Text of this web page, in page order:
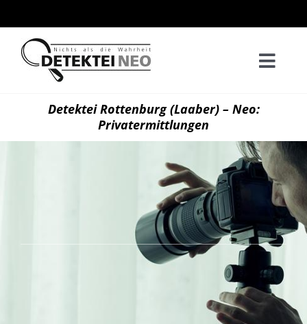
Inhalt
springen
Detektei Rottenburg (Laaber) – Neo:
Privatermittlungen